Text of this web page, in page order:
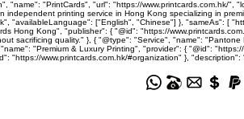
"name": "PrintCards", "url": "https://www.printcards.com.hk/",
printing service in Hong Kong specializing in
["English", "Chinese"] }, "sameAs": [
Hong Kong", "publisher": { "@id": "https://
sacrificing quality." }, { "@type": "Service", "name":
"Premium & Luxury Printing", "provider": { "@id":
www.printcards.com.hk/#organization" },